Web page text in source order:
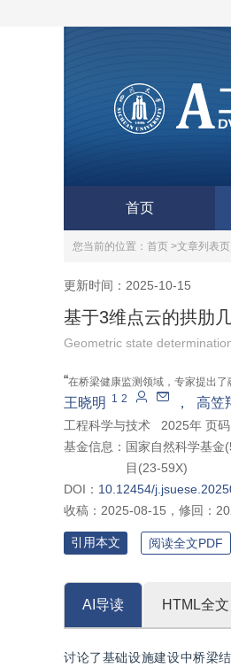
首页
您当前的位置： 首页 >文章列表
更新时间：2025-10-15
基于3维点云的拱肋
Geometric state
“在桥梁健康监测领域，专家提出
护决策提供技术参考。
王晓明 1 2 ， 高笠
工程科学与技术
2025年 页
基金信息： 国家自然科学基
目(23-59X)
DOI： 10.12454/
收稿： 2025-08-15 ， 修回：
引用本文 阅读全文PDF
AI导读 HTML全文
讨论了基础设施建设中桥梁